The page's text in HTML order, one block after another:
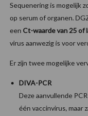
Sequenering is mogelijk
op serum of organen.
een Ct-waarde van 25 of
virus aanwezig is voor
Er zijn twee mogelijke
DIVA-PCR
Deze aanvullende
één vaccinvirus, maar